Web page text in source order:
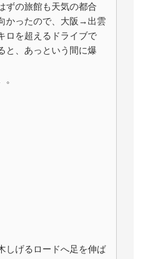
ずの旅館も天気の都合
かったので、大阪→出雲
ロを超えるドライブで
と、あっという間に爆
しげるロードへ足を伸ば